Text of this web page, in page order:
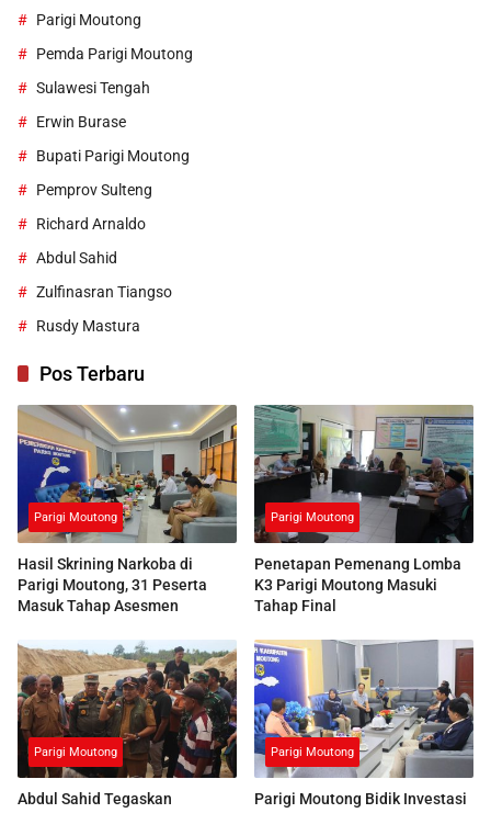
Parigi Moutong
Pemda Parigi Moutong
Sulawesi Tengah
Erwin Burase
Bupati Parigi Moutong
Pemprov Sulteng
Richard Arnaldo
Abdul Sahid
Zulfinasran Tiangso
Rusdy Mastura
Pos Terbaru
Parigi Moutong
Hasil Skrining Narkoba di
Parigi Moutong, 31 Peserta
Masuk Tahap Asesmen
Parigi Moutong
Penetapan Pemenang Lomba
K3 Parigi Moutong Masuki
Tahap Final
Parigi Moutong
Abdul Sahid Tegaskan
Parigi Moutong
Parigi Moutong Bidik Investasi